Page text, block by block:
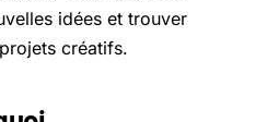
idées et trouver
créatifs.